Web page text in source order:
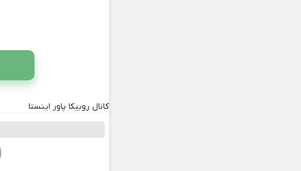
کانال روبیکا پاور اینستا